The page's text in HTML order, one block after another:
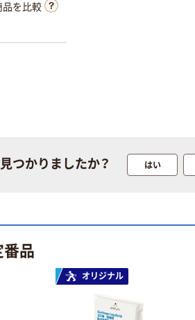
品を比較
つかりましたか？ はい
品
オリジナル